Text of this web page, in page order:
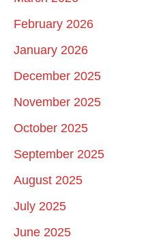
February 2026
January 2026
December 2025
November 2025
October 2025
September 2025
August 2025
July 2025
June 2025